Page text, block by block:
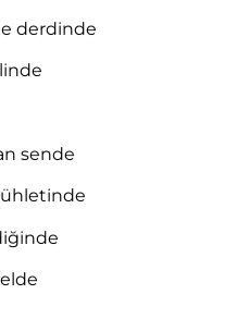
derdinde
sende